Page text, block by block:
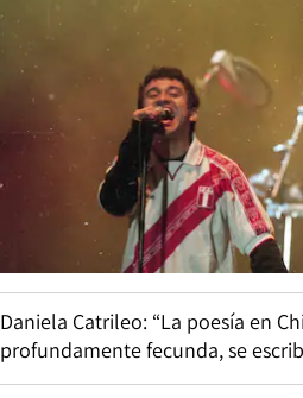
Daniela Catrileo: “La poesía en
profundamente fecunda, se